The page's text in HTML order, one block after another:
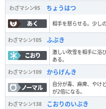
わざマシン95 ちょうはつ
相手を怒らせる。少し
わざマシン105 ふぶき
激しい吹雪を相手に浴
ある。
わざマシン109 からげんき
自分が毒、麻痺、やけ
が2倍になる。
わざマシン138 こおりのいぶき